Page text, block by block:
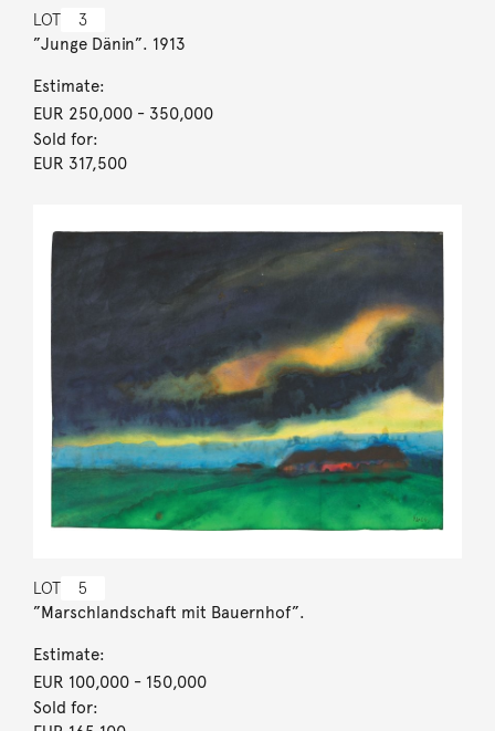
LOT 3
”Junge Dänin”. 1913
Estimate:
EUR 250,000- 350,000
Sold for:
EUR 317,500
LOT 5
”Marschlandschaft mit Bauernhof”.
Estimate:
EUR 100,000- 150,000
Sold for: